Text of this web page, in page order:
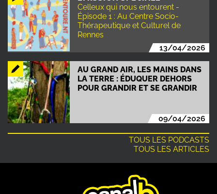
Celleux qui nous entourent -
Épisode 1 : Au Centre Socio-
Thérapeutique et Culturel de
Rennes
13/04/2026
AU GRAND AIR, LES MAINS DANS
LA TERRE : ÉDUQUER DEHORS
POUR GRANDIR ET SE GRANDIR
09/04/2026
TOUS LES PODCASTS
TOUS LES ARTICLES